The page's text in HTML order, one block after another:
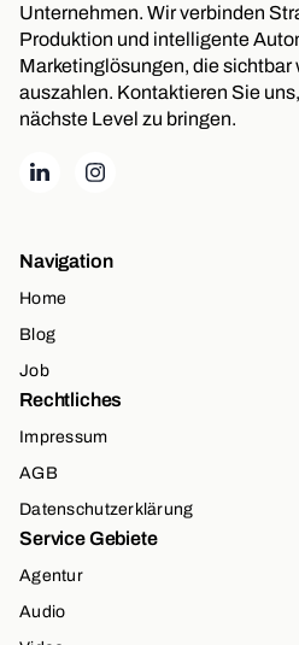
Unternehmen. Wir verbinden
Produktion und intelligente
Marketinglösungen, die sichtbar
auszahlen. Kontaktieren Sie
nächste Level zu bringen.
Navigation
Home
Blog
Job
Rechtliches
Impressum
AGB
Datenschutzerklärung
Service Gebiete
Agentur
Audio